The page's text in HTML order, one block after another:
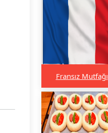
Fransız Mutfağı